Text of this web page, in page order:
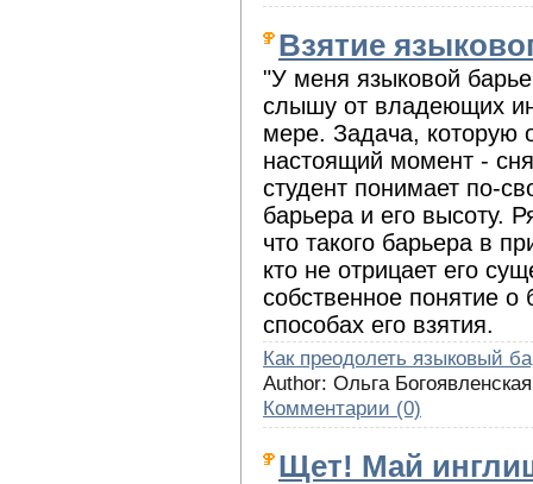
Взятие
"У меня языковой
слышу от владеющих
мере. Задача, которую
настоящий момент -
студент понимает по-
барьера и его высоту.
что такого барьера в
кто не отрицает его
собственное понятие о
способах его взятия.
Как преодолеть языковый
Author: Ольга
Комментарии (0)
Щет! Май